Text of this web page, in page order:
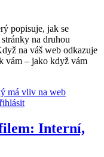
popisuje, jak se
na druhou
na váš web odkazuje
vám – jako když vám
má vliv na web
Interní,